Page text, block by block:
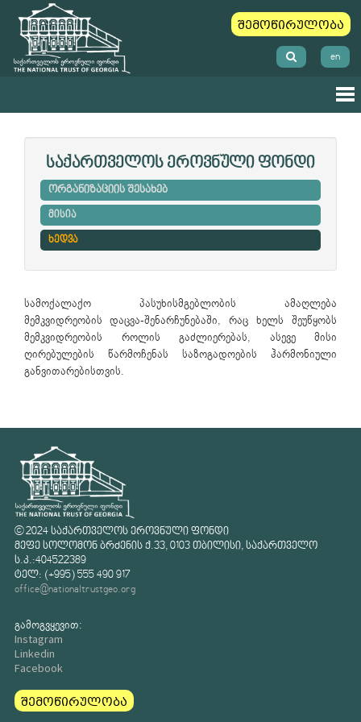
შემოწირულობა
en
საქართველოს ეროვნული ფონდი
ორგანიზაციის შესახებ
მისია
ხედვა
სამოქალაქო პასუხისმგებლობის ამაღლება
მემკვიდრეობის დაცვა-შენარჩუნებაში, რაც ხელს შეუწყობს
მემკვიდრეობის როლის გაძლიერებას, ასევე მისი
ღირებულების წარმოჩენას საზოგადოების ჰარმონიული
განვითარებისთვის.
© 2024 საქართველოს ეროვნული ფონდი
მეფე სოლომონ ბრძენის ქ.33, 0103 თბილისი, საქართველო
ს.კ.:404522389
ტელ: (+995) 555 490 917
office@nationaltrustgeo.org
გამოგვყევით:
Instagram
Linkedin
Facebook
შემოწირულობა